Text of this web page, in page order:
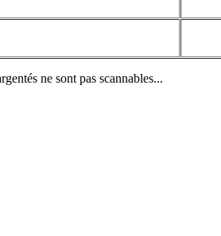
ne sont pas scannables...